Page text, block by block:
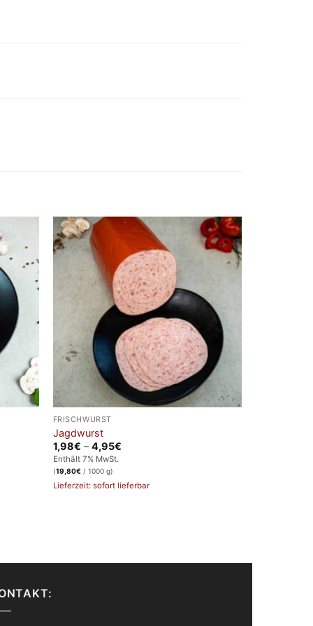
FRISCHWURST
Jagdwurst
1,98€ –4,95€Preisspanne:
Enthält 7% MwSt.
(19,80€/ 1000 g)
Lieferzeit: sofort lieferbar